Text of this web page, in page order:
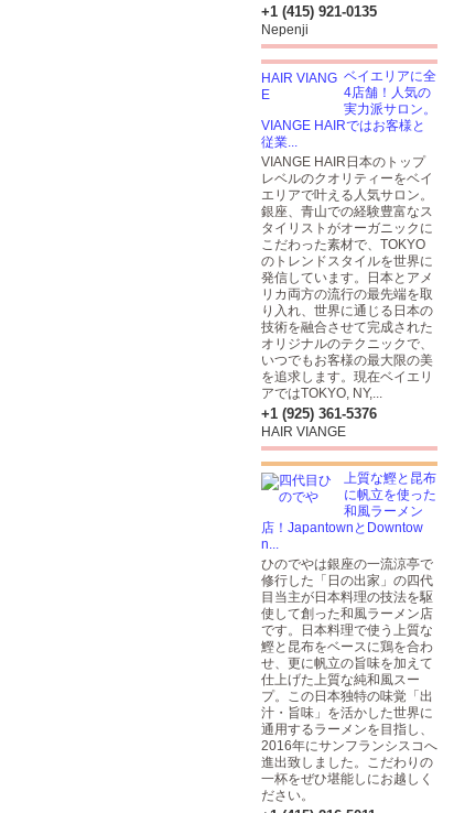
+1 (415) 921-0135
Nepenji
ベイエリアに全
4店舗！人気の
実力派サロン。
VIANGE HAIRではお客様と
従業...
VIANGE HAIR日本のトップ
レベルのクオリティーをベイ
エリアで叶える人気サロン。
銀座、青山での経験豊富なス
タイリストがオーガニックに
こだわった素材で、TOKYO
のトレンドスタイルを世界に
発信しています。日本とアメ
リカ両方の流行の最先端を取
り入れ、世界に通じる日本の
技術を融合させて完成された
オリジナルのテクニックで、
いつでもお客様の最大限の美
を追求します。現在ベイエリ
アではTOKYO, NY,...
+1 (925) 361-5376
HAIR VIANGE
上質な鰹と昆布
に帆立を使った
和風ラーメン
店！JapantownとDowntow
n...
ひのでやは銀座の一流涼亭で
修行した「日の出家」の四代
目当主が日本料理の技法を駆
使して創った和風ラーメン店
です。日本料理で使う上質な
鰹と昆布をベースに鶏を合わ
せ、更に帆立の旨味を加えて
仕上げた上質な純和風スー
プ。この日本独特の味覚「出
汁・旨味」を活かした世界に
通用するラーメンを目指し、
2016年にサンフランシスコへ
進出致しました。こだわりの
一杯をぜひ堪能しにお越しく
ださい。